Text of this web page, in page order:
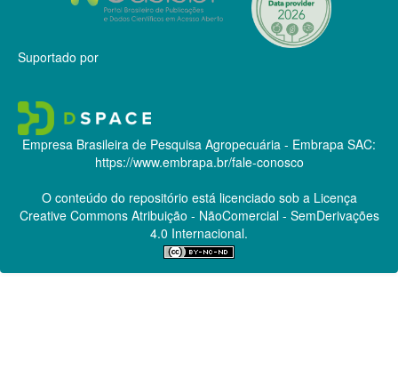
Suportado por
Empresa Brasileira de Pesquisa Agropecuária - Embrapa SAC:
https://www.embrapa.br/fale-conosco
O conteúdo do repositório está licenciado sob a Licença
Creative CommonsAtribuição - NãoComercial - SemDerivações
4.0 Internacional.